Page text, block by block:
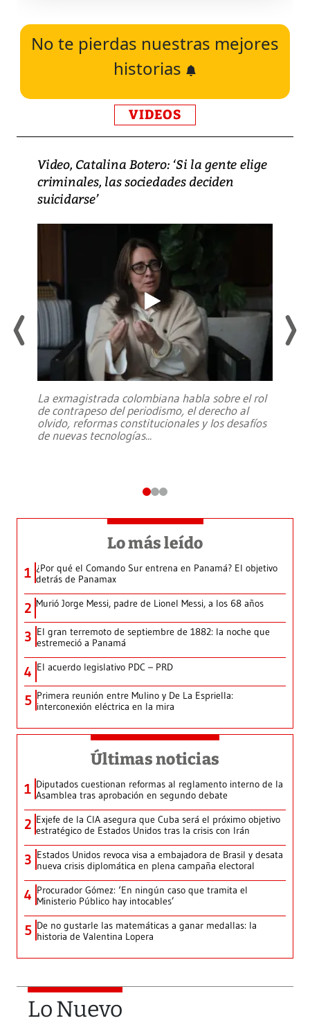
No te pierdas nuestras mejores
historias
VIDEOS
Video, Catalina Botero: ‘Si la gente elige
criminales, las sociedades deciden
suicidarse’
La exmagistrada colombiana habla sobre el rol
de contrapeso del periodismo, el derecho al
olvido, reformas constitucionales y los desafíos
de nuevas tecnologías...
Lo más leído
1 ¿Por qué el Comando Sur entrena en Panamá? El objetivo
detrás de Panamax
2 Murió Jorge Messi, padre de Lionel Messi, a los 68 años
3 El gran terremoto de septiembre de 1882: la noche que
estremeció a Panamá
4 El acuerdo legislativo PDC – PRD
5 Primera reunión entre Mulino y De La Espriella:
interconexión eléctrica en la mira
Últimas noticias
1 Diputados cuestionan reformas al reglamento interno de la
Asamblea tras aprobación en segundo debate
2 Exjefe de la CIA asegura que Cuba será el próximo objetivo
estratégico de Estados Unidos tras la crisis con Irán
3 Estados Unidos revoca visa a embajadora de Brasil y desata
nueva crisis diplomática en plena campaña electoral
4 Procurador Gómez: ‘En ningún caso que tramita el
Ministerio Público hay intocables’
5 De no gustarle las matemáticas a ganar medallas: la
historia de Valentina Lopera
Lo Nuevo